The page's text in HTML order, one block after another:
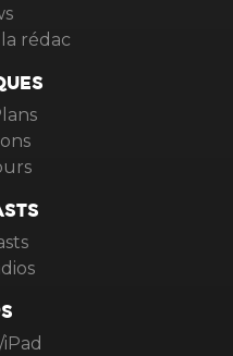
rédac